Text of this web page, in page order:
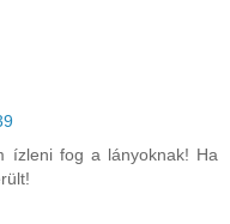
ízleni fog a lányoknak! Ha